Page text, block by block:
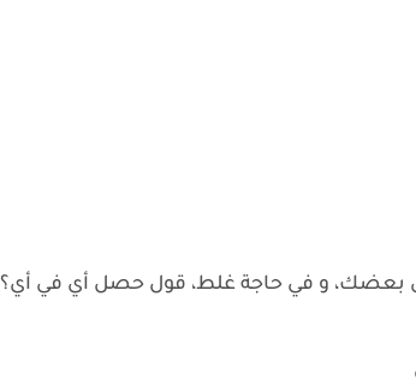
بعضك، و في حاجة غلط، قول حصل أي في أي؟